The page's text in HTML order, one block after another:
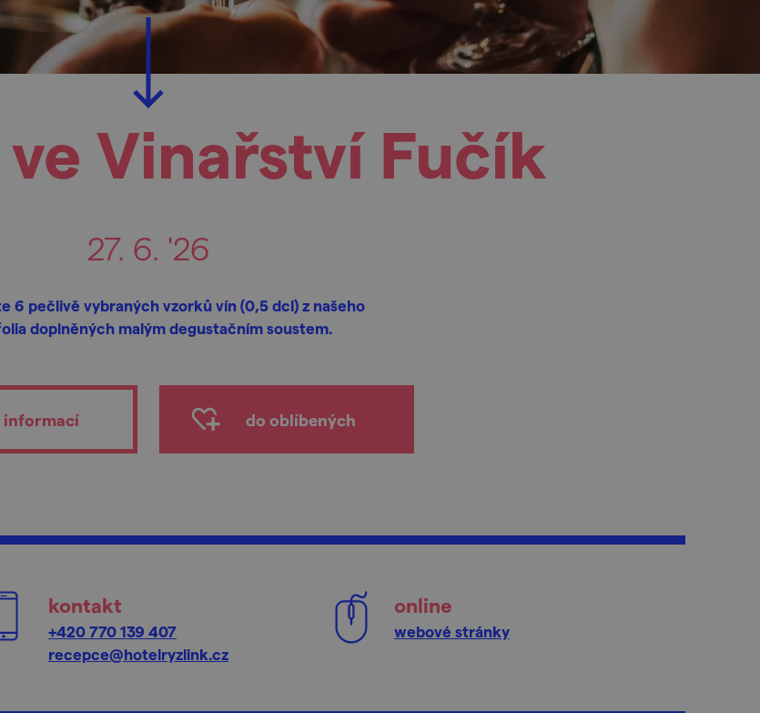
Vinařství Fučík
27. 6. '26
6 pečlivě vybraných vzorků vín (0,5 dcl) z našeho
doplněných malým degustačním soustem.
informací do oblíbených
kontakt
+420 770 139 407
recepce@hotelryzlink.cz
online
webové stránky